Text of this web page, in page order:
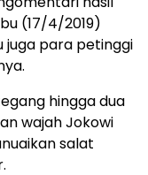
(17/4/2019)
juga para petinggi
hingga dua
wajah Jokowi
salat